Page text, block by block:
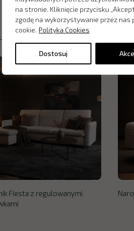
na stronie. Kliknięcie przycisku
zgodę na wykorzystywanie przez nas
cookie. Polityka Cookies
Dostosuj
Fiesta z regulowanymi